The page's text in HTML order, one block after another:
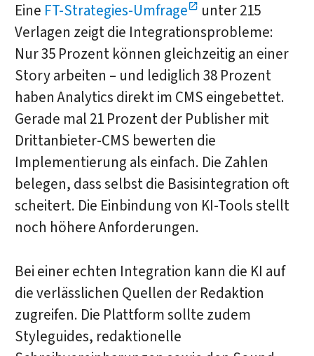
Eine FT-Strategies-Umfrage
unter 215
Verlagen zeigt die Integrationsprobleme:
Nur 35 Prozent können gleichzeitig an einer
Story arbeiten – und lediglich 38 Prozent
haben Analytics direkt im CMS eingebettet.
Gerade mal 21 Prozent der Publisher mit
Drittanbieter-CMS bewerten die
Implementierung als einfach. Die Zahlen
belegen, dass selbst die Basisintegration oft
scheitert. Die Einbindung von KI-Tools stellt
noch höhere Anforderungen.
Bei einer echten Integration kann die KI auf
die verlässlichen Quellen der Redaktion
zugreifen. Die Plattform sollte zudem
Styleguides, redaktionelle